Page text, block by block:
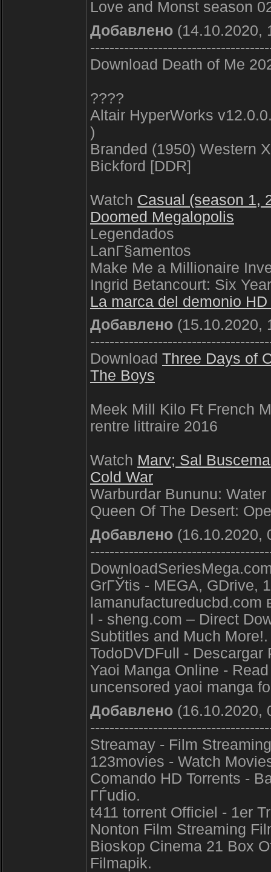
Love and Monst season
Добавлено (14.10.2020,
Download Death of Me
????
Altair HyperWorks
)
Branded (1950) Western
Bickford [DDR]
Watch Casual (season 1,
Doomed Megalopolis
Legendados
LanГ§amentos
Make Me a Millionaire
Ingrid Betancourt: Six
La marca del demonio
Добавлено (15.10.2020,
Download Three Days of
The Boys
Meek Mill Kilo Ft French
rentre littraire 2016
Watch Marv; Sal
Cold War
Warburdar Bununu: Water
Queen Of The Desert:
Добавлено (16.10.2020,
GrГЎtis - MEGA, GDrive,
l - sheng.com – Direct
Subtitles and Much More!.
TodoDVDFull -
Yaoi Manga Online -
uncensored yaoi manga
Добавлено (16.10.2020,
Streamay - Film
123movies - Watch
Comando HD Torrents -
ГЃudio.
t411 torrent Officiel - 1er
Nonton Film Streaming
Bioskop Cinema 21 Box
Filmapik.